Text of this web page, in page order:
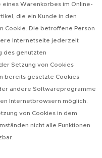
eines Warenkorbes im Online-
die ein Kunde in den
Cookie. Die betroffene Person
Internetseite jederzeit
des genutzten
Setzung von Cookies
bereits gesetzte Cookies
andere Softwareprogramme
Internetbrowsern möglich.
von Cookies in dem
nicht alle Funktionen